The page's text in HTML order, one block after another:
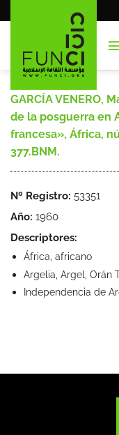
al
GARCÍA VENERO,
de la posguerra en
francesa», África,
377.BNM.
Nº Registro: 53351
Año: 1960
Descriptores:
África, africano
Argelia, Argel, Orán
Independencia de